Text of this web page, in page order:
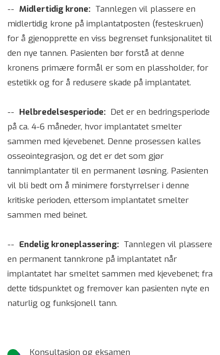
-- Midlertidig krone: Tannlegen vil plassere en
midlertidig krone på implantatposten (festeskruen)
for å gjenopprette en viss begrenset funksjonalitet til
den nye tannen. Pasienten bør forstå at denne
kronens primære formål er som en plassholder, for
estetikk og for å redusere skade på implantatet.
-- Helbredelsesperiode: Det er en bedringsperiode
på ca. 4-6 måneder, hvor implantatet smelter
sammen med kjevebenet. Denne prosessen kalles
osseointegrasjon, og det er det som gjør
tannimplantater til en permanent løsning. Pasienten
vil bli bedt om å minimere forstyrrelser i denne
kritiske perioden, ettersom implantatet smelter
sammen med beinet.
-- Endelig kroneplassering: Tannlegen vil plassere
en permanent tannkrone på implantatet når
implantatet har smeltet sammen med kjevebenet; fra
dette tidspunktet og fremover kan pasienten nyte en
naturlig og funksjonell tann.
Konsultasjon og eksamen